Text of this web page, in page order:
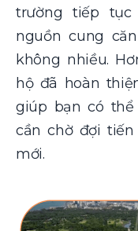
trường tiếp
nguồn cung
không nhiều.
hộ đã hoàn
giúp bạn có
cần chờ đợi
mới.